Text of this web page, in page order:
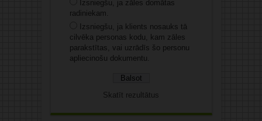
Izsniegšu, ja zāles domātas
radiniekam.
Izsniegšu, ja klients nosauks tā
cilvēka personas kodu, kam zāles
parakstītas, vai uzrādīs šo personu
apliecinošu dokumentu.
Skatīt rezultātus